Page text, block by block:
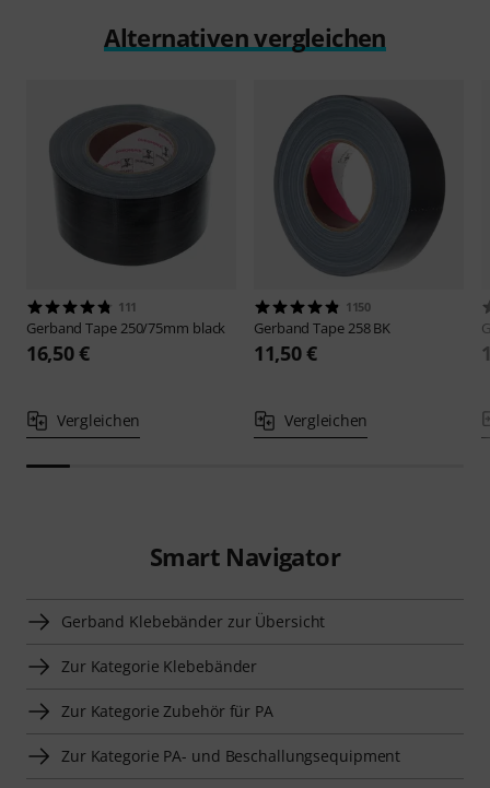
Alternativen vergleichen
111
GerbandTape 250/75mm black
16,50 €
Vergleichen
1150
GerbandTape 258 BK
11,50 €
Vergleichen
Smart Navigator
Gerband Klebebänder zur Übersicht
Zur Kategorie Klebebänder
Zur Kategorie Zubehör für PA
Zur Kategorie PA- und Beschallungsequipment